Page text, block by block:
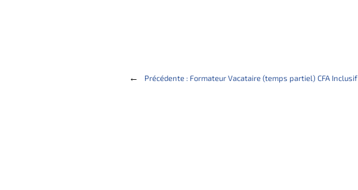
← Précédente : Formateur Vacataire (temps partiel) CFA